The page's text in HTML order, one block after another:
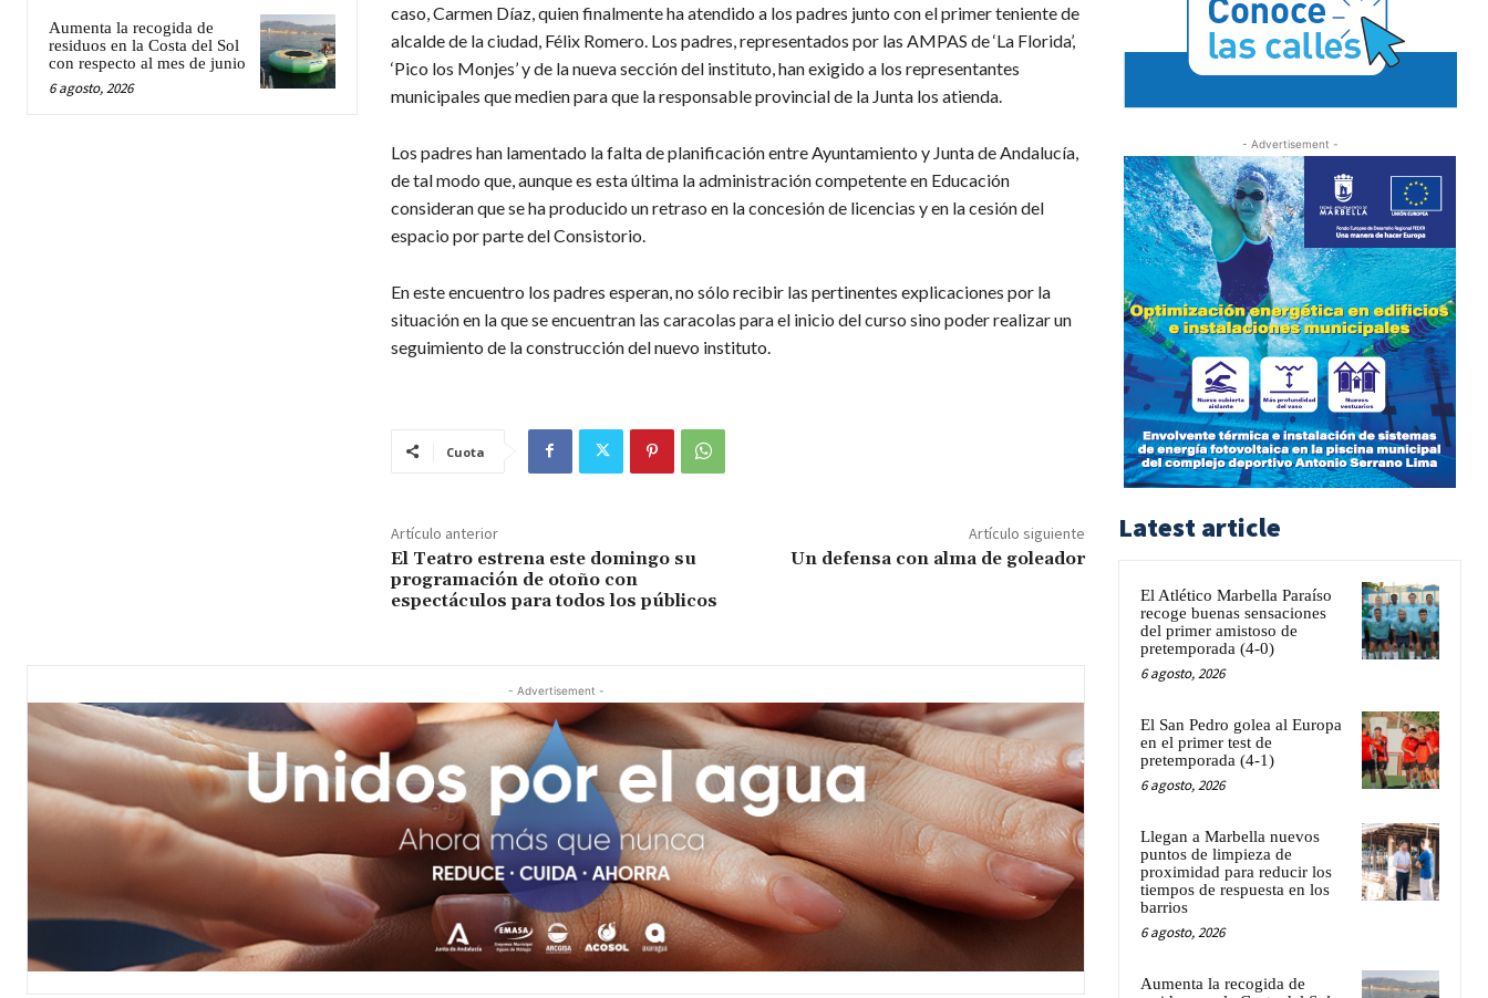
Aumenta la recogida de
residuos en la Costa del Sol
con respecto al mes de junio
6 agosto, 2026
caso, Carmen Díaz, quien finalmente ha atendido a los padres junto con el primer teniente de
alcalde de la ciudad, Félix Romero. Los padres, representados por las AMPAS de ‘La Florida’,
‘Pico los Monjes’ y de la nueva sección del instituto, han exigido a los representantes
municipales que medien para que la responsable provincial de la Junta los atienda.
Los padres han lamentado la falta de planificación entre Ayuntamiento y Junta de Andalucía,
de tal modo que, aunque es esta última la administración competente en Educación
consideran que se ha producido un retraso en la concesión de licencias y en la cesión del
espacio por parte del Consistorio.
En este encuentro los padres esperan, no sólo recibir las pertinentes explicaciones por la
situación en la que se encuentran las caracolas para el inicio del curso sino poder realizar un
seguimiento de la construcción del nuevo instituto.
Cuota
Artículo anterior
El Teatro estrena este domingo su
programación de otoño con
espectáculos para todos los públicos
Artículo siguiente
Un defensa con alma de goleador
- Advertisement -
- Advertisement -
Latest article
El Atlético Marbella Paraíso
recoge buenas sensaciones
del primer amistoso de
pretemporada (4-0)
6 agosto, 2026
El San Pedro golea al Europa
en el primer test de
pretemporada (4-1)
6 agosto, 2026
Llegan a Marbella nuevos
puntos de limpieza de
proximidad para reducir los
tiempos de respuesta en los
barrios
6 agosto, 2026
Aumenta la recogida de